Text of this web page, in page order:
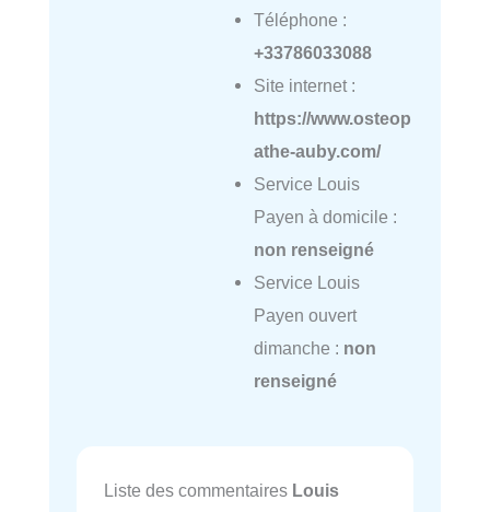
Téléphone :
+33786033088
Site internet :
https://www.osteop
athe-auby.com/
Service Louis
Payen à domicile :
non renseigné
Service Louis
Payen ouvert
dimanche : non
renseigné
Liste des commentaires Louis